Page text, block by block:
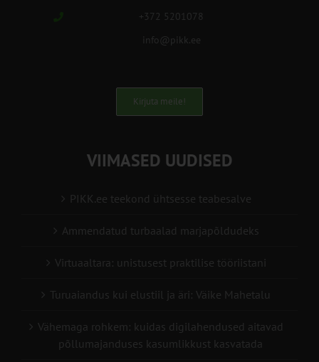
+372 5201078
info@pikk.ee
Kirjuta meile!
VIIMASED UUDISED
PIKK.ee teekond ühtsesse teabesalve
Ammendatud turbaalad marjapõldudeks
Virtuaaltara: unistusest praktilise tööriistani
Turuaiandus kui elustiil ja äri: Väike Mahetalu
Vähemaga rohkem: kuidas digilahendused aitavad
põllumajanduses kasumlikkust kasvatada